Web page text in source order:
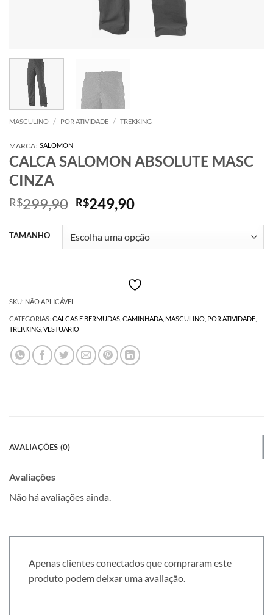
MASCULINO / POR ATIVIDADE / TREKKING
MARCA: SALOMON
CALCA SALOMON ABSOLUTE MASC
CINZA
R$299,90 O
original
era:
R$249,90O
atual
é:
TAMANHO
SKU: NÃO APLICÁVEL
CATEGORIAS: CALCAS E BERMUDAS CAMINHADA MASCULINO POR ATIVIDADE
TREKKING VESTUARIO
AVALIAÇÕES (0)
Avaliações
Não há avaliações ainda.
Apenas clientes conectados que compraram este
produto podem deixar uma avaliação.